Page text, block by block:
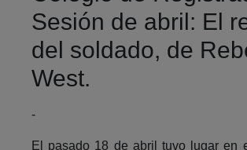
Sesión de abril: El
del soldado, de
West.
-
El pasado 18 de abril tuvo lugar en